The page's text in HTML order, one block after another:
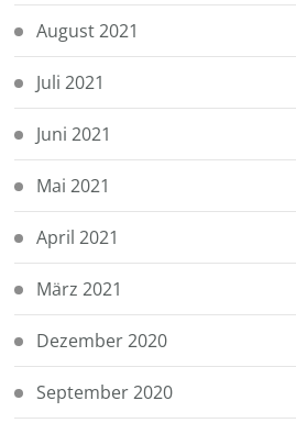
August 2021
Juli 2021
Juni 2021
Mai 2021
April 2021
März 2021
Dezember 2020
September 2020